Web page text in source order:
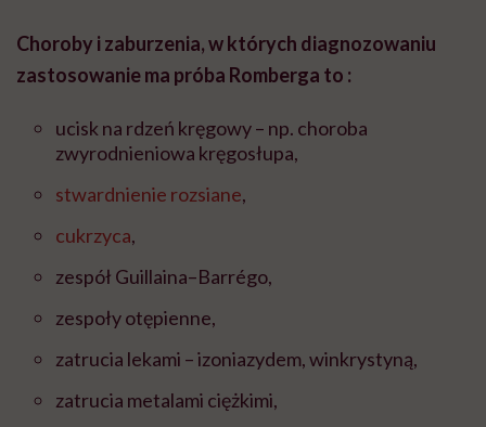
Choroby i zaburzenia, w których diagnozowaniu
zastosowanie ma próba Romberga to :
ucisk na rdzeń kręgowy – np. choroba
zwyrodnieniowa kręgosłupa,
stwardnienie rozsiane,
cukrzyca,
zespół Guillaina–Barrégo,
zespoły otępienne,
zatrucia lekami – izoniazydem, winkrystyną,
zatrucia metalami ciężkimi,